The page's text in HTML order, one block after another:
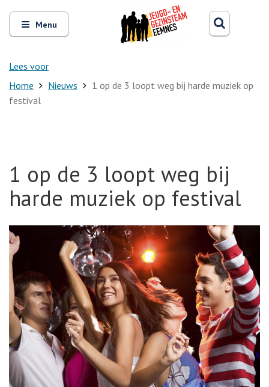
Open
en
sluit
Menu
Lees voor
Zoeken
Home Nieuws
1 op de 3 loopt weg bij harde muziek op
festival
1 op de 3 loopt weg bij
harde muziek op festival